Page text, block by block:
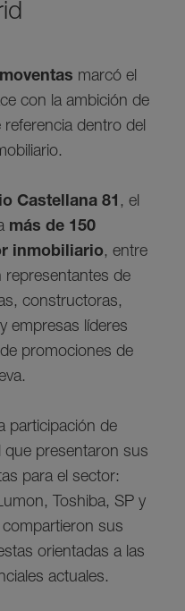
marcó el
con la ambición de
dentro del
Castellana 81 , el
más de 150
inmobiliario, entre
representantes de
constructoras,
empresas líderes
promociones de
participación de
que presentaron sus
para el sector:
Toshiba, SP y
sus
orientadas a las
actuales.